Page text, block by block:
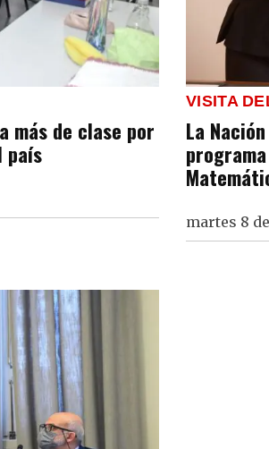
más de clase por
país
VISITA
La
martes 8